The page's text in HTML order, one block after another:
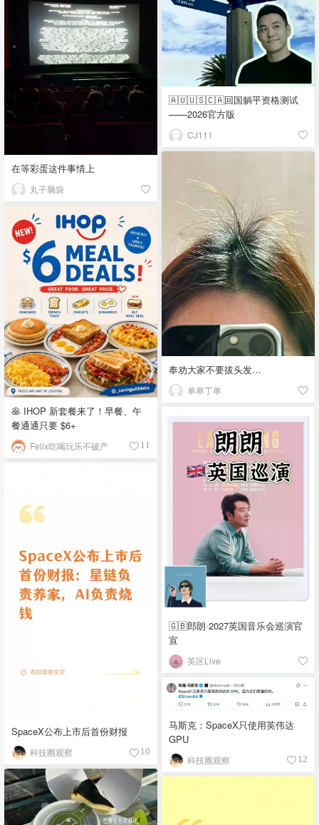
🇦🇺🇺🇸🇨🇦回国躺平资格测试
——2026官方版
CJ111
在等彩蛋这件事情上
丸子脑袋
奉劝大家不要拔头发…
单单丁单
🥞 IHOP 新套餐来了！早餐、午
餐通通只要 $6+
Felix吃喝玩乐不破产 11
🇬🇧郎朗·2027英国音乐会巡演官
宣
英区Live
SpaceX公布上市后首份财报
科技圈观察 10
马斯克：SpaceX只使用英伟达
GPU
科技圈观察 12